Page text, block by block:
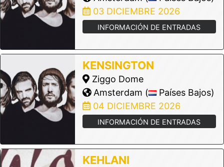
03 DICIEMBRE 2026
INFORMACIÓN DE ENTRADAS
KENSINGTON
Ziggo Dome
Amsterdam (
Países Bajos)
04 DICIEMBRE 2026
INFORMACIÓN DE ENTRADAS
KEHLANI